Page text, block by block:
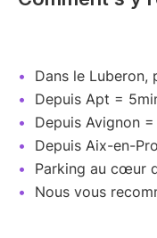
Dans le Luberon,
Depuis Apt =
Depuis Avignon
Depuis Aix-en-
Parking au cœur
Nous vous